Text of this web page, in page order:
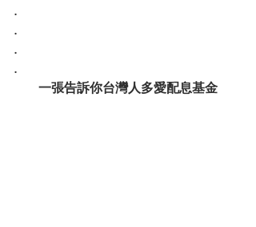
.
.
.
.
一張告訴你台灣人多愛配息基金